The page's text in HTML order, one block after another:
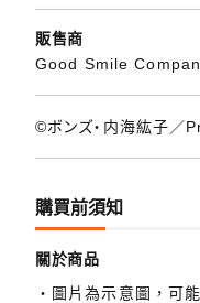
販售商
Good Smile
©ボンズ・内海紘子／
購買前須知
關於商品
圖片為示意圖，可